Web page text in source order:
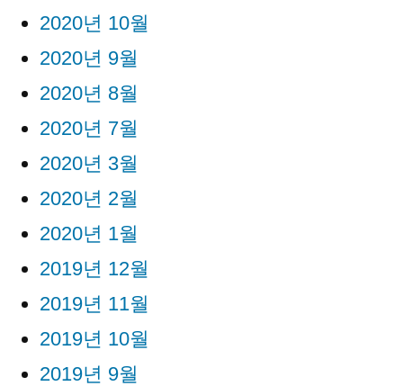
2020년 10월
2020년 9월
2020년 8월
2020년 7월
2020년 3월
2020년 2월
2020년 1월
2019년 12월
2019년 11월
2019년 10월
2019년 9월